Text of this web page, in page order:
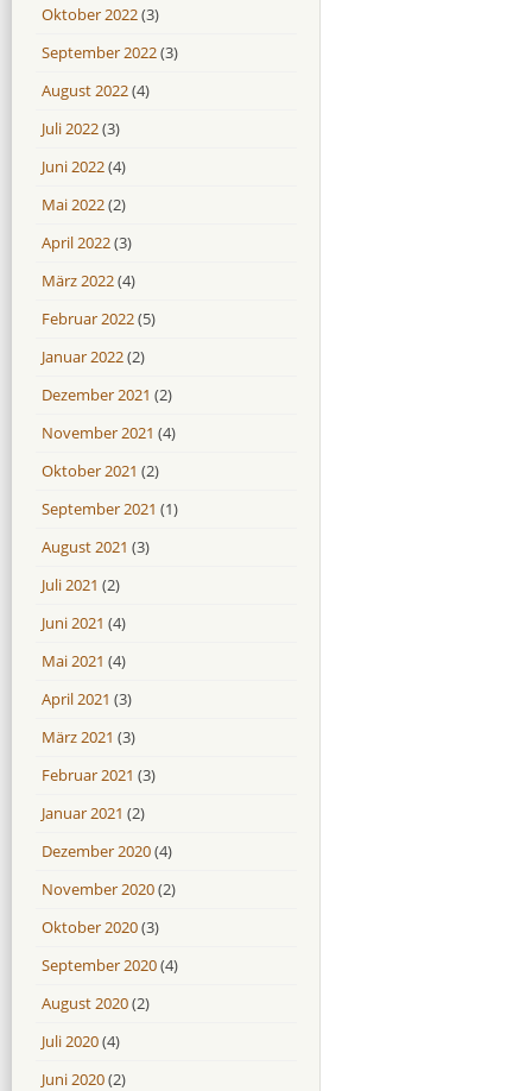
Oktober 2022(3)
September 2022(3)
August 2022(4)
Juli 2022(3)
Juni 2022(4)
Mai 2022(2)
April 2022(3)
März 2022(4)
Februar 2022(5)
Januar 2022(2)
Dezember 2021 (2)
November 2021 (4)
Oktober 2021 (2)
September 2021 (1)
August 2021 (3)
Juli 2021 (2)
Juni 2021 (4)
Mai 2021 (4)
April 2021 (3)
März 2021 (3)
Februar 2021 (3)
Januar 2021 (2)
Dezember 2020(4)
November 2020(2)
Oktober 2020(3)
September 2020(4)
August 2020(2)
Juli 2020(4)
Juni 2020(2)